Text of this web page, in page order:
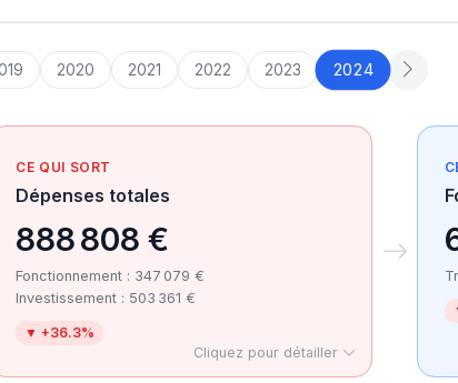
2020 2021 2022 2023 2024
CE QUI SORT
Dépenses totales
888 808 €
Fonctionnement : 347 079 €
Investissement : 503 361 €
▼ +36.3%
Cliquez pour détailler